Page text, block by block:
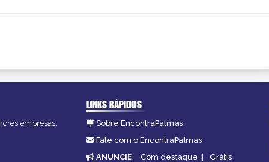
empresas,
LINKS RÁPIDOS
Sobre EncontraPalmas
Fale com o EncontraPalmas
ANUNCIE: Com destaque | Grátis